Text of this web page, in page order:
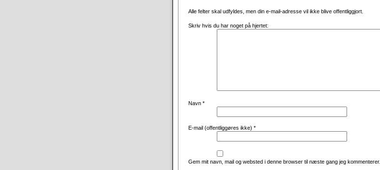
Alle felter skal udfyldes, men din e-mail-adresse vil ikke blive offentliggjort.
Skriv hvis du har noget på hjertet:
Navn *
E-mail (offentliggøres ikke) *
Gem mit navn, mail og websted i denne browser til næste gang jeg kommenterer.